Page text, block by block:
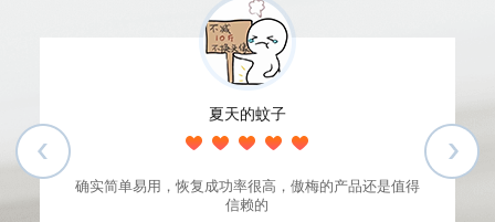
夏天的蚊子
确实简单易用，恢复成功率很高，傲梅的产品还是值得
信赖的